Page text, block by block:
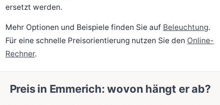
ersetzt werden.
Mehr Optionen und Beispiele finden Sie auf Beleuchtung.
Für eine schnelle Preisorientierung nutzen Sie den Online-
Rechner.
Preis in Emmerich: wovon hängt er ab?